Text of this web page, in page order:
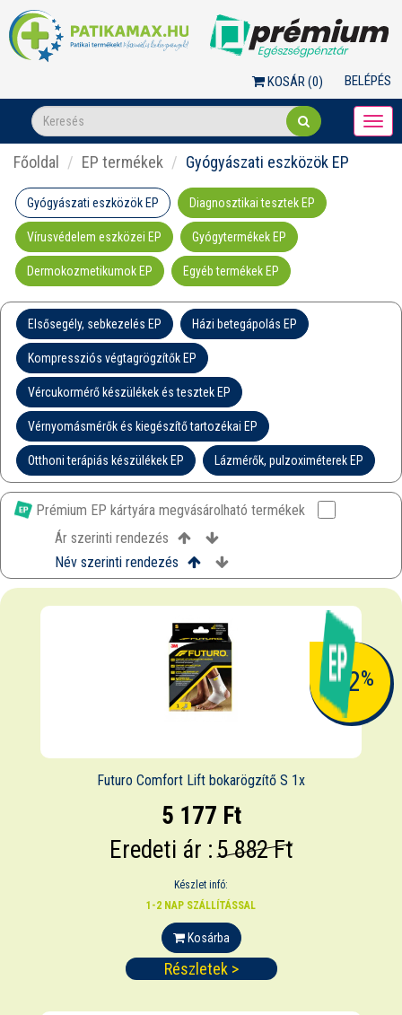
KOSÁR (0) BELÉPÉS
Főoldal EP termékek Gyógyászati eszközök EP
Gyógyászati eszközök EP Diagnosztikai tesztek EP
Vírusvédelem eszközei EP Gyógytermékek EP
Dermokozmetikumok EP Egyéb termékek EP
Elsősegély, sebkezelés EP Házi betegápolás EP
Kompressziós végtagrögzítők EP
Vércukormérő készülékek és tesztek EP
Vérnyomásmérők és kiegészítő tartozékai EP
Otthoni terápiás készülékek EP Lázmérők, pulzoximéterek EP
Prémium EP kártyára megvásárolható termékek
Ár szerinti rendezés
Név szerinti rendezés
-12%
Futuro Comfort Lift bokarögzítő S 1x
5 177 Ft
Eredeti ár :5 882 Ft
Készlet infó:
1-2 NAP SZÁLLÍTÁSSAL
Kosárba
Részletek >